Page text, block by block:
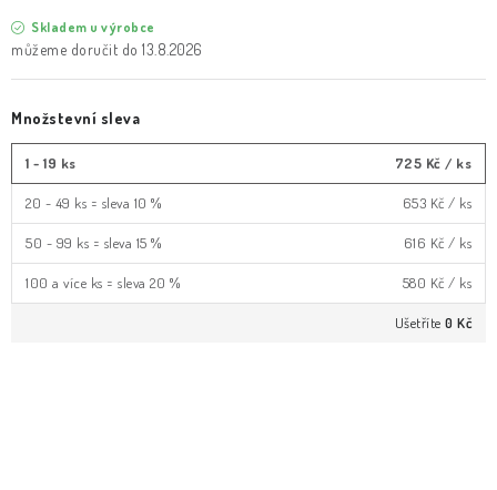
Skladem u výrobce
13.8.2026
Množstevní sleva
1 - 19 ks 725 Kč / ks
20 - 49 ks = sleva 10 % 653 Kč / ks
50 - 99 ks = sleva 15 % 616 Kč / ks
100 a více ks = sleva 20 % 580 Kč / ks
Ušetříte 0 Kč